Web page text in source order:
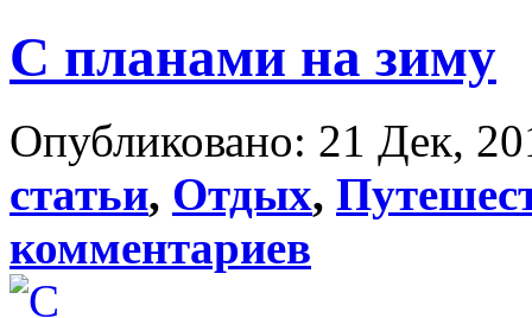
С планами на зиму
Опубликовано: 21 Дек,
статьи, Отдых,
комментариев